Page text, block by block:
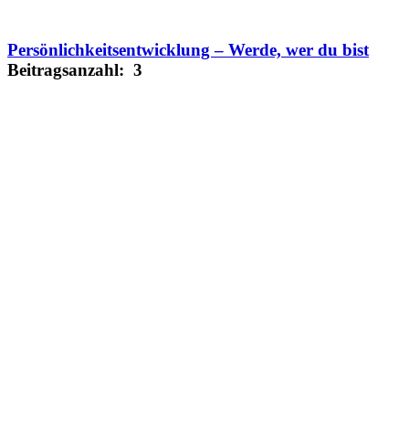
Persönlichkeitsentwicklung – Werde, wer du bist
Beitragsanzahl: 3